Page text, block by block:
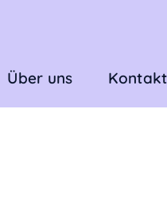
Über uns Kontakt